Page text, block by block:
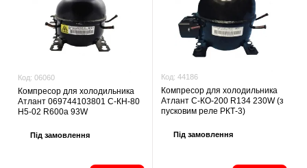
Код: 06060
Компресор для холодильника
Атлант 069744103801 С-КН-80
Н5-02 R600a 93W
Під замовлення
Код: 44186
Компресор для холодильника
Атлант С-КО-200 R134 230W (з
пусковим реле РКТ-3)
Під замовлення